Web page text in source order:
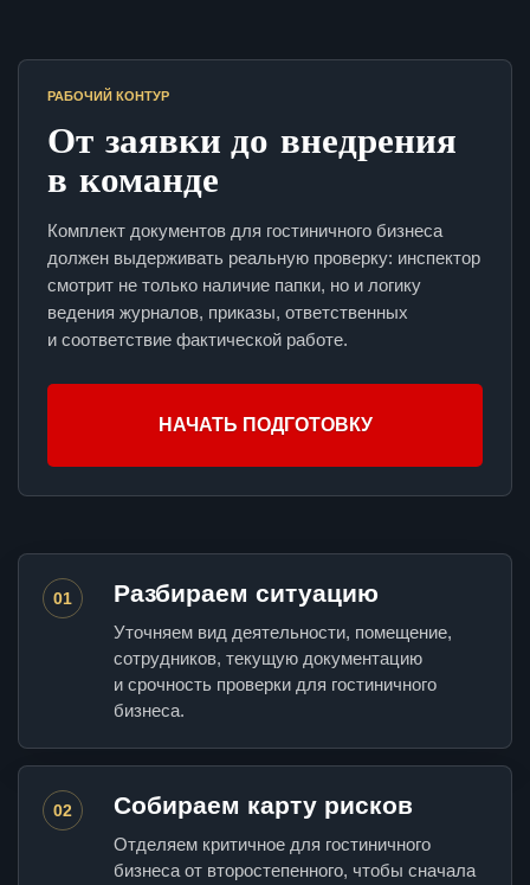
РАБОЧИЙ КОНТУР
От заявки до внедрения
в команде
Комплект документов для гостиничного бизнеса
должен выдерживать реальную проверку: инспектор
смотрит не только наличие папки, но и логику
ведения журналов, приказы, ответственных
и соответствие фактической работе.
НАЧАТЬ ПОДГОТОВКУ
01 Разбираем ситуацию
Уточняем вид деятельности, помещение,
сотрудников, текущую документацию
и срочность проверки для гостиничного
бизнеса.
02 Собираем карту рисков
Отделяем критичное для гостиничного
бизнеса от второстепенного, чтобы сначала